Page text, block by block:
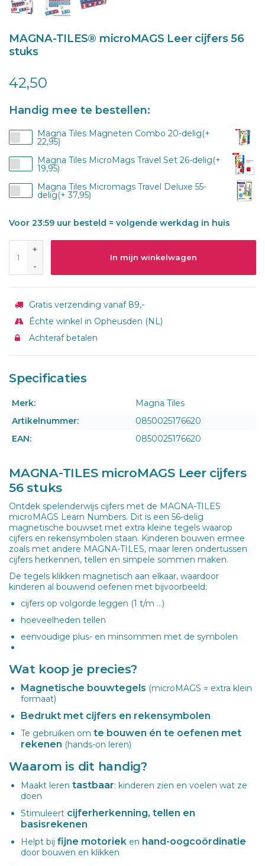
MAGNA-TILES® microMAGS Leer cijfers 56
stuks
42,50
Handig mee te bestellen:
Magna Tiles Magneten Combo 20-delig(+
22,95)
Magna Tiles MicroMags Travel Set 26-delig(+
19,95)
Magna Tiles Micromags Travel Deluxe 55-
delig(+ 37,95)
Voor 23:59 uur besteld = volgende werkdag in huis
+
-
In mijn winkelwagen
Gratis verzending vanaf 89,-
Échte winkel in Opheusden (NL)
Achteraf betalen
Specificaties
Merk:
Magna Tiles
Artikelnummer:
0850025176620
EAN:
0850025176620
MAGNA-TILES microMAGS Leer cijfers
56 stuks
Ontdek spelenderwijs cijfers met de MAGNA-TILES
microMAGS Learn Numbers. Dit is een 56-delig
magnetische bouwset met extra kleine tegels waarop
cijfers en rekensymbolen staan. Kinderen bouwen ermee
zoals met andere MAGNA-TILES, maar leren ondertussen
cijfers herkennen, tellen en simpele sommen maken.
De tegels klikken magnetisch aan elkaar, waardoor
kinderen al bouwend oefenen met bijvoorbeeld:
cijfers op volgorde leggen (1 t/m …)
hoeveelheden tellen
eenvoudige plus- en minsommen met de symbolen
Wat koop je precies?
Magnetische bouwtegels (microMAGS = extra klein
formaat)
Bedrukt met cijfers en rekensymbolen
Te gebruiken om te bouwen én te oefenen met
rekenen (hands-on leren)
Waarom is dit handig?
Maakt leren tastbaar: kinderen zien en voelen wat ze
doen
Stimuleert cijferherkenning, tellen en
basisrekenen
Helpt bij fijne motoriek en hand-oogcoördinatie
door bouwen en klikken